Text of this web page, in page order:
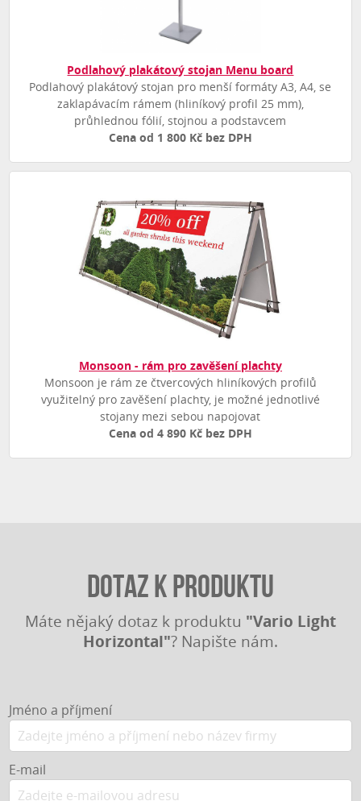
Podlahový plakátový stojan Menu board
Podlahový plakátový stojan pro menší formáty A3, A4, se
zaklapávacím rámem (hliníkový profil 25 mm),
průhlednou fólií, stojnou a podstavcem
Cena od 1 800 Kč bez DPH
Monsoon - rám pro zavěšení plachty
Monsoon je rám ze čtvercových hliníkových profilů
využitelný pro zavěšení plachty, je možné jednotlivé
stojany mezi sebou napojovat
Cena od 4 890 Kč bez DPH
Dotaz k produktu
Máte nějaký dotaz k produktu "Vario Light
Horizontal"? Napište nám.
Jméno a příjmení
E-mail